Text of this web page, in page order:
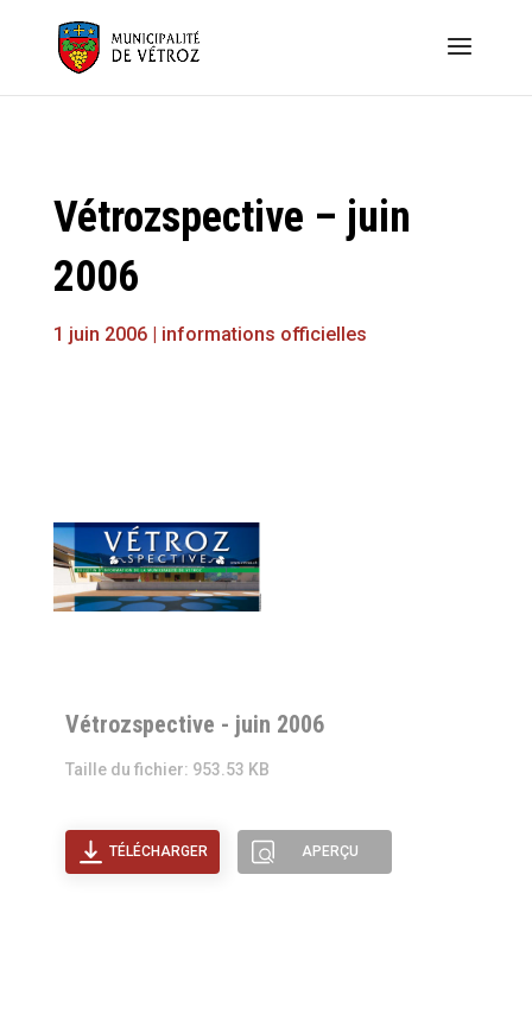
Vétrozspective – juin
2006
1 juin 2006| informations officielles
Vétrozspective - juin 2006
Taille du fichier: 953.53 KB
TÉLÉCHARGER APERÇU